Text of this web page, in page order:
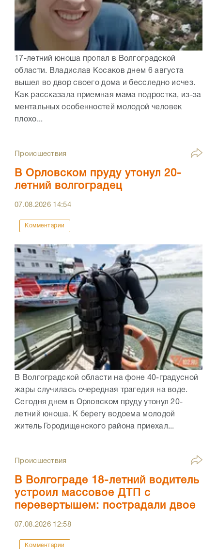
17-летний юноша пропал в Волгоградской
области. Владислав Косаков днем 6 августа
вышел во двор своего дома и бесследно исчез.
Как рассказала приемная мама подростка, из-за
ментальных особенностей молодой человек
плохо...
Происшествия
В Орловском пруду утонул 20-
летний волгоградец
07.08.2026 14:54
Комментарии
В Волгоградской области на фоне 40-градусной
жары случилась очередная трагедия на воде.
Сегодня днем в Орловском пруду утонул 20-
летний юноша. К берегу водоема молодой
житель Городищенского района приехал...
Происшествия
В Волгограде 18-летний водитель
устроил массовое ДТП с
перевертышем: пострадали двое
07.08.2026 12:58
Комментарии